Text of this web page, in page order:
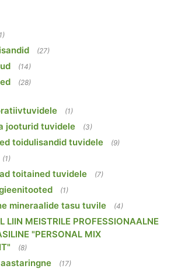
(27)
(14)
(28)
(1)
jooturid tuvidele (3)
toidulisandid tuvidele (9)
(1)
toitained tuvidele (7)
(1)
mineraalide tasu tuvile (4)
LIIN MEISTRILE PROFESSIONAALNE
"PERSONAL MIX
(8)
(17)